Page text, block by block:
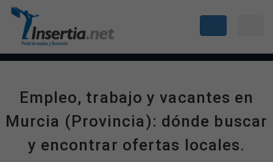
Empleo, trabajo y vacantes en
Murcia (Provincia): dónde buscar
y encontrar ofertas locales.